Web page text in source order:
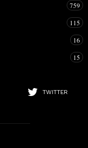
759
115
16
15
TWITTER